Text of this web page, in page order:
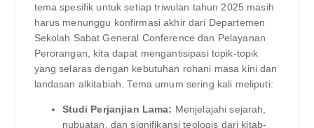
tema spesifik untuk setiap triwulan tahun 2025 masih
harus menunggu konfirmasi akhir dari Departemen
Sekolah Sabat General Conference dan Pelayanan
Perorangan, kita dapat mengantisipasi topik-topik
yang selaras dengan kebutuhan rohani masa kini dan
landasan alkitabiah. Tema umum sering kali meliputi:
Studi Perjanjian Lama: Menjelajahi sejarah,
nubuatan, dan signifikansi teologis dari kitab-